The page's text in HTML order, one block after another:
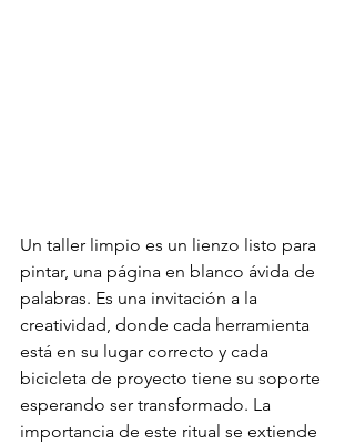
Un taller limpio es un lienzo listo para
pintar, una página en blanco ávida de
palabras. Es una invitación a la
creatividad, donde cada herramienta
está en su lugar correcto y cada
bicicleta de proyecto tiene su soporte
esperando ser transformado. La
importancia de este ritual se extiende